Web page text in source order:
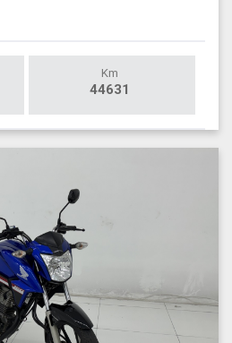
Km
44631